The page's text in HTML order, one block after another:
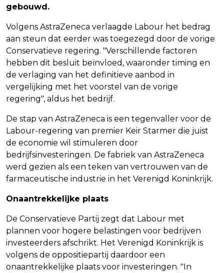
gebouwd.
Volgens AstraZeneca verlaagde Labour het bedrag
aan steun dat eerder was toegezegd door de vorige
Conservatieve regering. "Verschillende factoren
hebben dit besluit beïnvloed, waaronder timing en
de verlaging van het definitieve aanbod in
vergelijking met het voorstel van de vorige
regering", aldus het bedrijf.
De stap van AstraZeneca is een tegenvaller voor de
Labour-regering van premier Keir Starmer die juist
de economie wil stimuleren door
bedrijfsinvesteringen. De fabriek van AstraZeneca
werd gezien als een teken van vertrouwen van de
farmaceutische industrie in het Verenigd Koninkrijk.
Onaantrekkelijke plaats
De Conservatieve Partij zegt dat Labour met
plannen voor hogere belastingen voor bedrijven
investeerders afschrikt. Het Verenigd Koninkrijk is
volgens de oppositiepartij daardoor een
onaantrekkelijke plaats voor investeringen. "In